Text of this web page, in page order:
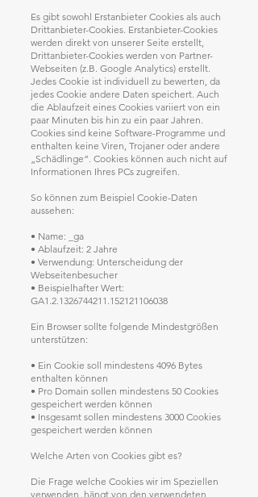
Es gibt sowohl Erstanbieter Cookies als auch
Drittanbieter-Cookies. Erstanbieter-Cookies
werden direkt von unserer Seite erstellt,
Drittanbieter-Cookies werden von Partner-
Webseiten (z.B. Google Analytics) erstellt.
Jedes Cookie ist individuell zu bewerten, da
jedes Cookie andere Daten speichert. Auch
die Ablaufzeit eines Cookies variiert von ein
paar Minuten bis hin zu ein paar Jahren.
Cookies sind keine Software-Programme und
enthalten keine Viren, Trojaner oder andere
„Schädlinge“. Cookies können auch nicht auf
Informationen Ihres PCs zugreifen.
So können zum Beispiel Cookie-Daten
aussehen:
• Name: _ga
• Ablaufzeit: 2 Jahre
• Verwendung: Unterscheidung der
Webseitenbesucher
• Beispielhafter Wert:
GA1.2.1326744211.152121106038
Ein Browser sollte folgende Mindestgrößen
unterstützen:
• Ein Cookie soll mindestens 4096 Bytes
enthalten können
• Pro Domain sollen mindestens 50 Cookies
gespeichert werden können
• Insgesamt sollen mindestens 3000 Cookies
gespeichert werden können
Welche Arten von Cookies gibt es?
Die Frage welche Cookies wir im Speziellen
verwenden, hängt von den verwendeten